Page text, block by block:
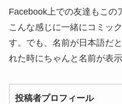
Facebook上での友達もこの
こんな感じに一緒にコミッ
す。でも、名前が日本語だ
れた時にちゃんと名前が表
投稿者プロフィール